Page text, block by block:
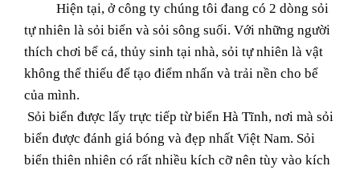
Hiện tại, ở công ty chúng tôi đang có 2 dòng sỏi
tự nhiên là sỏi biển và sỏi sông suối. Với những người
thích chơi bể cá, thủy sinh tại nhà, sỏi tự nhiên là vật
không thể thiếu để tạo điểm nhấn và trải nền cho bể
của mình.
Sỏi biển được lấy trực tiếp từ biển Hà Tĩnh, nơi mà sỏi
biển được đánh giá bóng và đẹp nhất Việt Nam. Sỏi
biển thiên nhiên có rất nhiều kích cỡ nên tùy vào kích